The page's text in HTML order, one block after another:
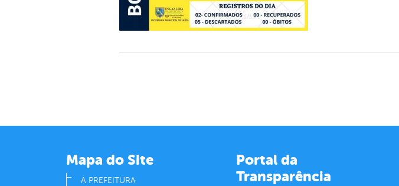
Mapa do Site
A PREFEITURA
Portal da
Transparência